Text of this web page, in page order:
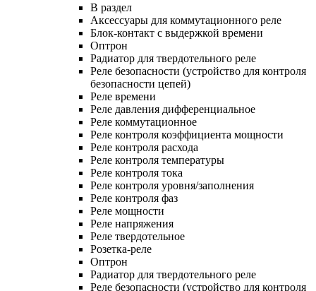
В раздел
Аксессуары для коммутационного реле
Блок-контакт с выдержкой времени
Оптрон
Радиатор для твердотельного реле
Реле безопасности (устройство для контроля
безопасности цепей)
Реле времени
Реле давления дифференциальное
Реле коммутационное
Реле контроля коэффициента мощности
Реле контроля расхода
Реле контроля температуры
Реле контроля тока
Реле контроля уровня/заполнения
Реле контроля фаз
Реле мощности
Реле напряжения
Реле твердотельное
Розетка-реле
Оптрон
Радиатор для твердотельного реле
Реле безопасности (устройство для контроля